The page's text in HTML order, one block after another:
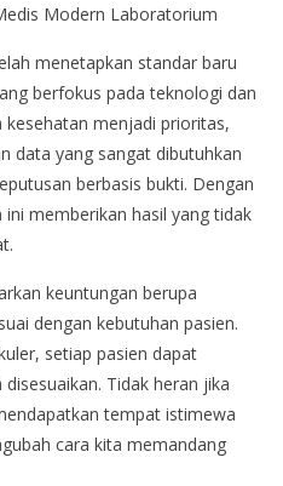
Modern Laboratorium
menetapkan standar baru
berfokus pada teknologi dan
kesehatan menjadi prioritas,
data yang sangat dibutuhkan
berbasis bukti. Dengan
memberikan hasil yang tidak
keuntungan berupa
dengan kebutuhan pasien.
setiap pasien dapat
Tidak heran jika
tempat istimewa
cara kita memandang